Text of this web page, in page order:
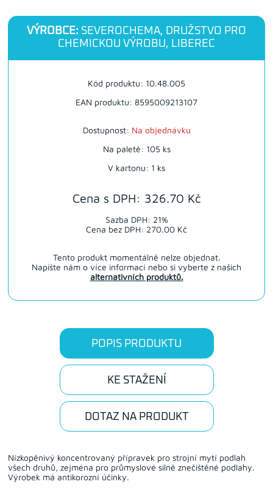
VÝROBCE: SEVEROCHEMA, DRUŽSTVO PRO
CHEMICKOU VÝROBU, LIBEREC
Cena s DPH: 326.70 Kč
Sazba DPH: 21%
Cena bez DPH: 270.00 Kč
Kód produktu: 10.48.005
EAN produktu: 8595009213107
Dostupnost: Na objednávku
Na paletě: 105 ks
V kartonu: 1 ks
Tento produkt momentálně nelze objednat.
Napište nám o více informací nebo si vyberte z našich
alternativních produktů.
POPIS PRODUKTU
KE STAŽENÍ
DOTAZ NA PRODUKT
Nízkopěnivý koncentrovaný přípravek pro strojní mytí podlah
všech druhů, zejména pro průmyslové silně znečištěné podlahy.
Výrobek má antikorozní účinky.